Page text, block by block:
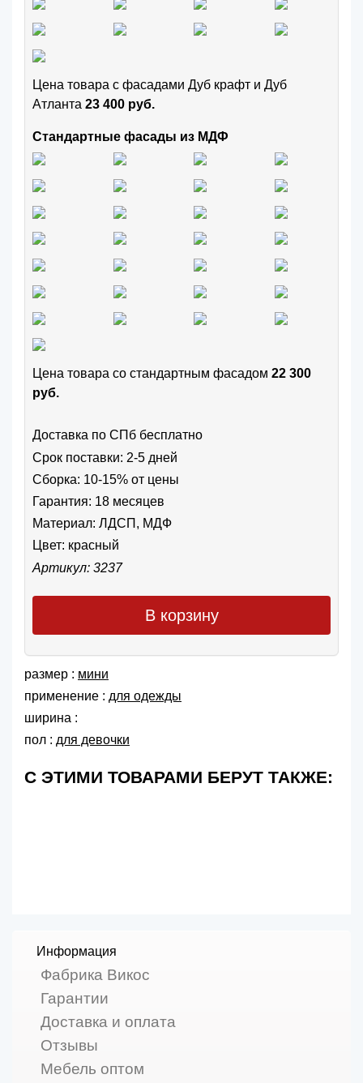
Цена товара с фасадами Дуб крафт и Дуб
Атланта 23 400 руб.
Стандартные фасады из МДФ
Цена товара cо стандартным фасадом 22 300
руб.
Доставка по СПб бесплатно
Срок поставки: 2-5 дней
Сборка: 10-15% от цены
Гарантия: 18 месяцев
Материал: ЛДСП, МДФ
Цвет: красный
Артикул: 3237
В корзину
размер : мини
применение : для одежды
ширина :
пол : для девочки
С ЭТИМИ ТОВАРАМИ БЕРУТ ТАКЖЕ:
Информация
Фабрика Викос
Гарантии
Доставка и оплата
Отзывы
Мебель оптом